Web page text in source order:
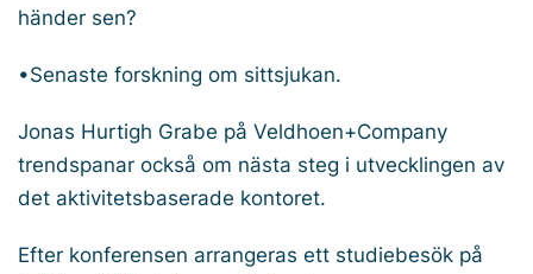
händer sen?
•Senaste forskning om sittsjukan.
Jonas Hurtigh Grabe på Veldhoen+Company
trendspanar också om nästa steg i utvecklingen av
det aktivitetsbaserade kontoret.
Efter konferensen arrangeras ett studiebesök på